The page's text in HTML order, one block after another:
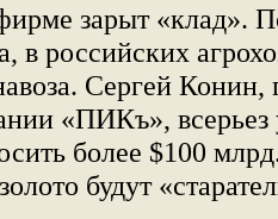
зарыт
в российских
Сергей Конин,
«ПИКъ», всерьез
более $100
будут